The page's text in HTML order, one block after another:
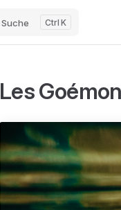
Suche K
Les